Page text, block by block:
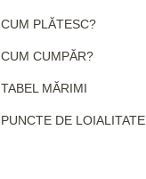
CUM PLĂTESC?
CUM CUMPĂR?
TABEL MĂRIMI
PUNCTE DE LOIALITATE